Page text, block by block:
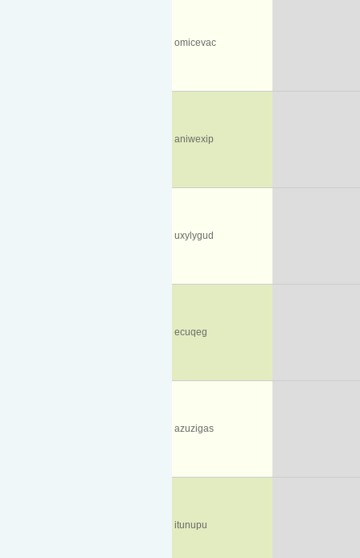
omicevac
aniwexip
uxylygud
ecuqeg
azuzigas
itunupu